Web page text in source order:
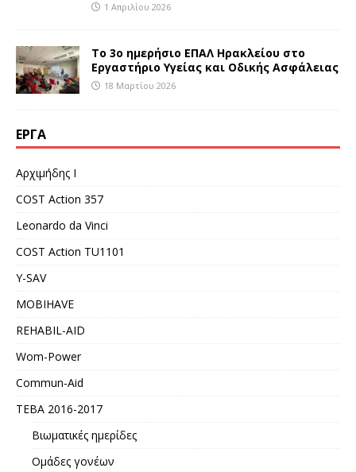
1 Απριλίου 2026
Το 3ο ημερήσιο ΕΠΑΛ Ηρακλείου στο
Εργαστήριο Υγείας και Οδικής Ασφάλειας
18 Μαρτίου 2026
ΈΡΓΑ
Αρχιμήδης Ι
COST Action 357
Leonardo da Vinci
COST Action TU1101
Y-SAV
MOBIHAVE
REHABIL-AID
Wom-Power
Commun-Aid
ΤΕΒΑ 2016-2017
Βιωματικές ημερίδες
Ομάδες γονέων